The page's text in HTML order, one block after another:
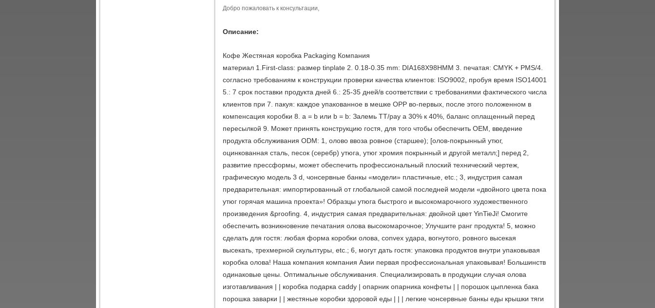
Добро пожаловать к консультации,
Описание:
Кофе Жестяная коробка Packaging Компания
материал 1.First-class: размер tinplate 2. 0.18-0.35 mm: DIA168X98HMM 3. печатая: CMYK + PMS/4.
согласно требованиям к конструкции проверки качества клиентов: ISO9002, пробуя время ISO14001
5.: 7 срок поставки продукта дней 6.: 25-35 дней/в соответствии с требованиями фактического числа
клиентов при 7. пакуя: каждое упакованное в мешке OPP во-первых, после этого положенном в
компенсация коробки 8. a = b или b = b: Залемь TT/pay a 30% к 40%, баланс оплащенный перед
пересылкой 9. Может принять конструкцию гостя, для того чтобы обеспечить OEM, введение
продукта обслуживания ODM: 1, олово ввоза ровное (старшее); [олов-покрынный утюг,
оцинкованная сталь, песок (серебр) утюга, утюг хромия покрынный и другой металл;] перед 2,
развитие прессформы, может обеспечить профессиональный плоский технический чертеж,
графическую модель 3 d, чонсервные банкы «модели» пластичные, etc.; 3, индустрия самая
предварительная: импортированный от глобальной самой последней модели «двойного цвета пока
утюг горячая машина проекта»! Образцы утюга быстрого и высокомарочного художественного
произведения &proofing. 4, индустрия самая предварительная: двойной цвет YinTieJi! Смогите
обеспечить возникновение печатания олова высокомарочное; Улучшите ранг продукта! 5, можно
сделать для гостя: любая форма коробки олова, convex удара, вогнутого, ровного высекая
высекать, трехмерной скульптуры, etc.; 6, могут дать гостя: упаковка продуктов внутри упаковывая
коробка олова! Наша компания компания Азии первая профессиональная упаковывая! Большинств
одинаковые цены. Оптимальные обслуживания. Специализировать в продукции случая олова
изготавливания | | коробка подарка caddy | опарник опарника конфеты | | порошок цыпленка бака
порошка заварки | | жестяные коробки здоровой еды | | | легкие чонсервные банкы еды крышки тяги